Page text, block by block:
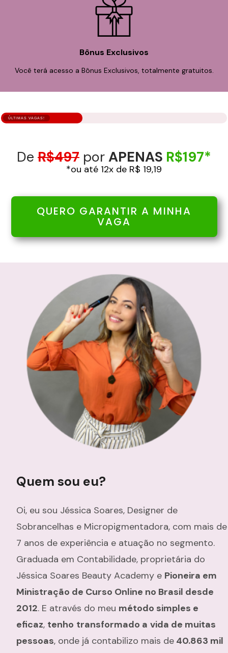
Bônus Exclusivos
Você terá acesso a Bônus Exclusivos, totalmente gratuitos.
ÚLTIMAS VAGAS!
De R$497 por APENAS R$197*
*ou até 12x de R$ 19,19
QUERO GARANTIR A MINHA
VAGA
Quem sou eu?
Oi, eu sou Jéssica Soares, Designer de
Sobrancelhas e Micropigmentadora, com mais de
7 anos de experiência e atuação no segmento.
Graduada em Contabilidade, proprietária do
Jéssica Soares Beauty Academy e Pioneira em
Ministração de Curso Online no Brasil desde
2012. E através do meu método simples e
eficaz, tenho transformado a vida de muitas
pessoas, onde já contabilizo mais de 40.863 mil